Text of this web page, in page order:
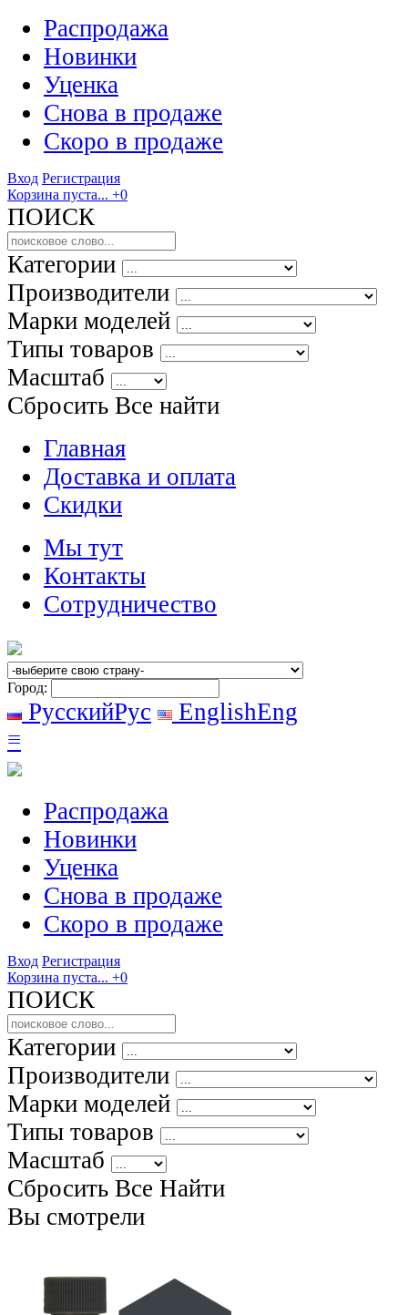
Распродажа
Новинки
Уценка
Снова в продаже
Скоро в продаже
Вход Регистрация
Корзина пуста... +0
ПОИСК
Категории
Производители
Марки моделей
Типы товаров
Масштаб
Сбросить Все найти
Главная
Доставка и оплата
Скидки
Мы тут
Контакты
Сотрудничество
Город:
РусскийРус EnglishEng
≡
Распродажа
Новинки
Уценка
Снова в продаже
Скоро в продаже
Вход Регистрация
Корзина пуста... +0
ПОИСК
Категории
Производители
Марки моделей
Типы товаров
Масштаб
Сбросить Все Найти
Вы смотрели